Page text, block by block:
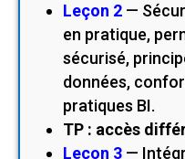
Leçon 2 —
en pratique,
sécurisé,
données,
pratiques BI.
TP : accès
Leçon 3 —